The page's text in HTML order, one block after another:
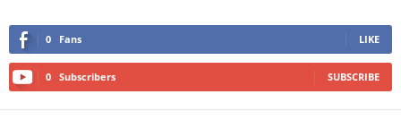
0 Fans LIKE
0 Subscribers SUBSCRIBE